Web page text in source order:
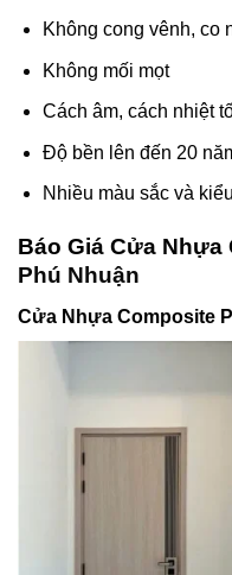
Không cong vênh, co
Không mối mọt
Cách âm, cách nhiệt
Độ bền lên đến 20
Nhiều màu sắc và
Báo Giá Cửa Nhựa
Phú Nhuận
Cửa Nhựa Composite